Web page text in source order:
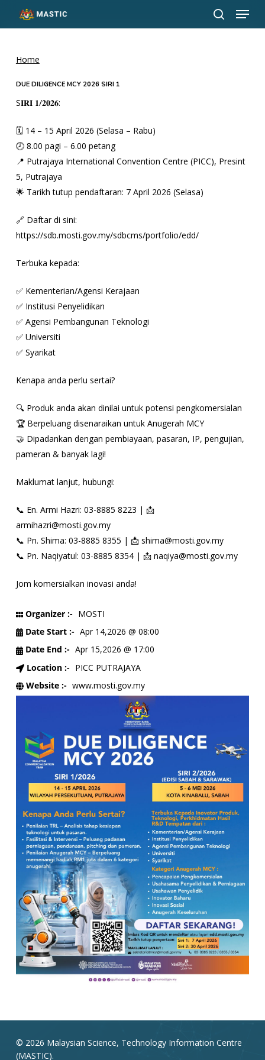
search
Menu
Home
DUE DILIGENCE MCY 2026 SIRI 1
S𝐈𝐑𝐈 𝟏/𝟐𝟎𝟐𝟔:
🗓 14 – 15 April 2026 (Selasa – Rabu)
🕗 8.00 pagi – 6.00 petang
📍 Putrajaya International Convention Centre (PICC), Presint
5, Putrajaya
🌟 Tarikh tutup pendaftaran: 7 April 2026 (Selasa)
🔗 Daftar di sini:
https://sdb.mosti.gov.my/sdbcms/portfolio/edd/
Terbuka kepada:
✅ Kementerian/Agensi Kerajaan
✅ Institusi Penyelidikan
✅ Agensi Pembangunan Teknologi
✅ Universiti
✅ Syarikat
Kenapa anda perlu sertai?
🔍 Produk anda akan dinilai untuk potensi pengkomersialan
🏆 Berpeluang disenaraikan untuk Anugerah MCY
🤝 Dipadankan dengan pembiayaan, pasaran, IP, pengujian,
pameran & banyak lagi!
Maklumat lanjut, hubungi:
📞 En. Armi Hazri: 03-8885 8223 | 📩
armihazri@mosti.gov.my
📞 Pn. Shima: 03-8885 8355 | 📩 shima@mosti.gov.my
📞 Pn. Naqiyatul: 03-8885 8354 | 📩 naqiya@mosti.gov.my
Jom komersialkan inovasi anda!
Organizer :- MOSTI
Date Start :- Apr 14,2026 @ 08:00
Date End :- Apr 15,2026 @ 17:00
Location :- PICC PUTRAJAYA
Website :- www.mosti.gov.my
© 2026 Malaysian Science, Technology Information Centre
(MASTIC).